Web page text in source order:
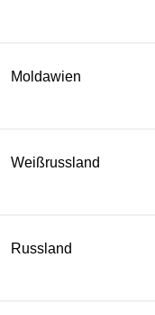
Moldawien
Weißrussland
Russland